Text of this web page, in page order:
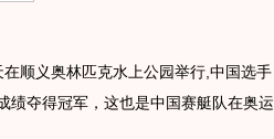
顺义奥林匹克水上公园举行,中国选手
绩夺得冠军，这也是中国赛艇队在奥运